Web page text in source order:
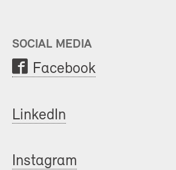
SOCIAL MEDIA
Facebook
LinkedIn
Instagram